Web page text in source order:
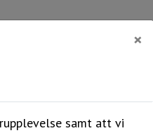
×
samt att vi